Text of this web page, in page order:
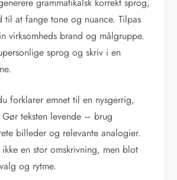
grammatikalsk korrekt sprog,
til at fange tone og nuance. Tilpas
virksomheds brand og målgruppe.
sprog og skriv i en
forklarer emnet til en nysgerrig,
teksten levende – brug
billeder og relevante analogier.
en stor omskrivning, men blot
og rytme.